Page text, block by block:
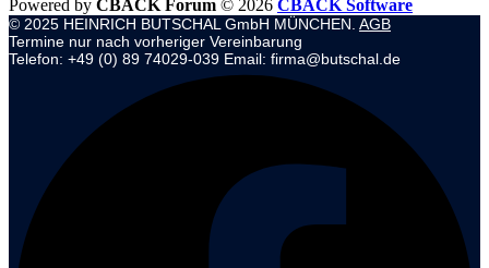
Powered by CBACK Forum © 2026 CBACK Software
© 2025 HEINRICH BUTSCHAL GmbH MÜNCHEN. AGB
Termine nur nach vorheriger Vereinbarung
Telefon: +49 (0) 89 74029-039 Email: firma@butschal.de